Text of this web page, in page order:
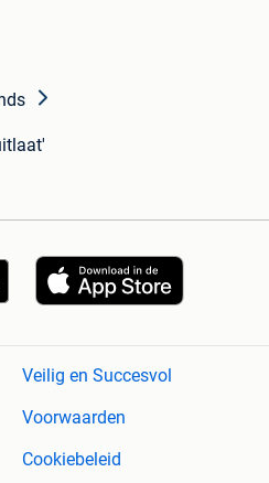
Veilig en Succesvol
Voorwaarden
Cookiebeleid